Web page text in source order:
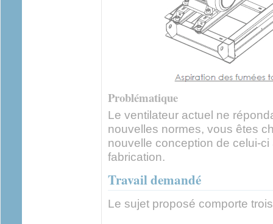
Problématique
Le ventilateur actuel ne
nouvelles normes, vous êtes
nouvelle conception de celui-
fabrication.
Travail demandé
Le sujet proposé comporte